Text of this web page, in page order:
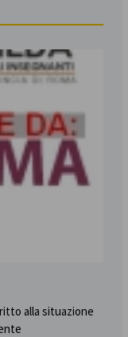
alla situazione